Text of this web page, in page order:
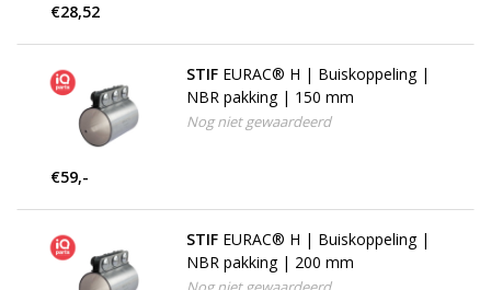
€28,52
STIF EURAC® H | Buiskoppeling |
NBR pakking | 150 mm
Nog niet gewaardeerd
€59,-
STIF EURAC® H | Buiskoppeling |
NBR pakking | 200 mm